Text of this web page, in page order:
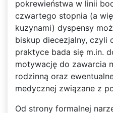
pokrewieństwa w linii
czwartego stopnia (a
kuzynami) dyspensy
biskup diecezjalny, czyli
praktyce bada się m.in.
motywację do zawarcia
rodzinną oraz
medycznej związane z
Od strony formalnej